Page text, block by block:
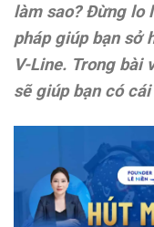
làm sao? Đừng lo
pháp giúp bạn sở
V-Line. Trong bài
sẽ giúp bạn có